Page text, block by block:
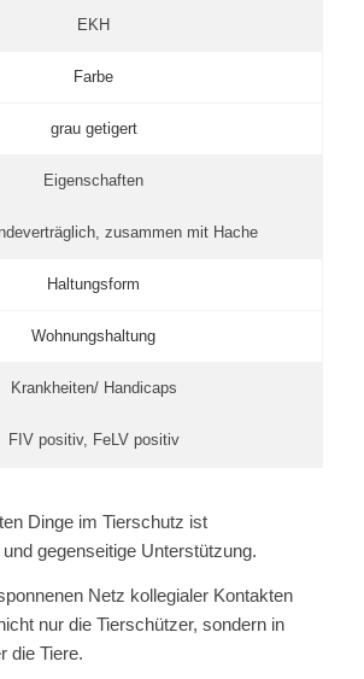
EKH
Farbe
grau getigert
Eigenschaften
zusammen mit Hache
Haltungsform
Wohnungshaltung
Krankheiten/ Handicaps
FIV positiv, FeLV positiv
Dinge im Tierschutz ist
gegenseitige Unterstützung.
Netz kollegialer Kontakten
nur die Tierschützer, sondern in
die Tiere.